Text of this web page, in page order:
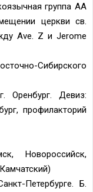
группа АА
церкви св.
Ave. Z и Jerome
Сибирского
Девиз:
профилакторий
Новороссийск,
Петербурге. Б.